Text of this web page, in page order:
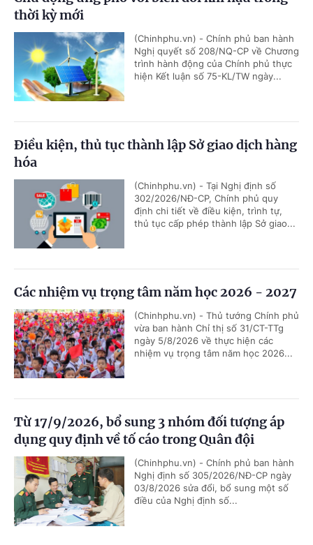
thời kỳ mới
(Chinhphu.vn) - Chính phủ ban hành
Nghị quyết số 208/NQ-CP về Chương
trình hành động của Chính phủ thực
hiện Kết luận số 75-KL/TW ngày...
Điều kiện, thủ tục thành lập Sở giao dịch hàng
hóa
(Chinhphu.vn) - Tại Nghị định số
302/2026/NĐ-CP, Chính phủ quy
định chi tiết về điều kiện, trình tự,
thủ tục cấp phép thành lập Sở giao...
Các nhiệm vụ trọng tâm năm học 2026 - 2027
(Chinhphu.vn) - Thủ tướng Chính phủ
vừa ban hành Chỉ thị số 31/CT-TTg
ngày 5/8/2026 về thực hiện các
nhiệm vụ trọng tâm năm học 2026...
Từ 17/9/2026, bổ sung 3 nhóm đối tượng áp
dụng quy định về tố cáo trong Quân đội
(Chinhphu.vn) - Chính phủ ban hành
Nghị định số 305/2026/NĐ-CP ngày
03/8/2026 sửa đổi, bổ sung một số
điều của Nghị định số...